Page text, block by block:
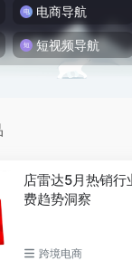
电商导航
短视频导航
店雷达5月热销行
费趋势洞察
跨境电商